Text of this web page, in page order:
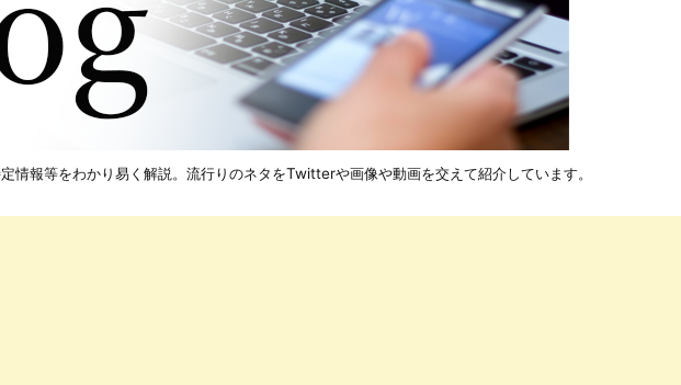
報等をわかり易く解説。流行りのネタをTwitterや画像や動画を交えて紹介しています。